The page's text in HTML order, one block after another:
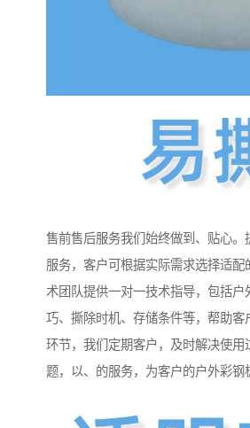
售前售后服务我们始终做到、贴心。
服务，客户可根据实际需求选择适配
术团队提供一对一技术指导，包括户
巧、撕除时机、存储条件等，帮助客
环节，我们定期客户，及时解决使用
题，以、的服务，为客户的户外彩钢